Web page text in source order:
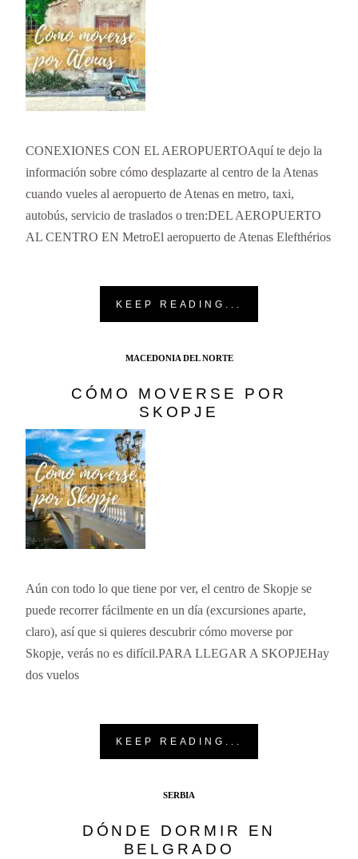
CONEXIONES CON EL AEROPUERTOAquí te dejo la
información sobre cómo desplazarte al centro de la Atenas
cuando vueles al aeropuerto de Atenas en metro, taxi,
autobús, servicio de traslados o tren:DEL AEROPUERTO
AL CENTRO EN MetroEl aeropuerto de Atenas Elefthérios
KEEP READING...
MACEDONIA DEL NORTE
CÓMO MOVERSE POR
SKOPJE
Aún con todo lo que tiene por ver, el centro de Skopje se
puede recorrer fácilmente en un día (excursiones aparte,
claro), así que si quieres descubrir cómo moverse por
Skopje, verás no es difícil.PARA LLEGAR A SKOPJEHay
dos vuelos
KEEP READING...
SERBIA
DÓNDE DORMIR EN
BELGRADO